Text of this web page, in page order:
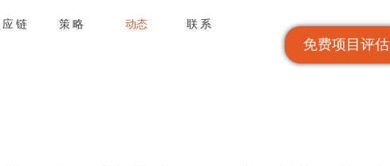
链 策略 动态 联系
免费项目评估